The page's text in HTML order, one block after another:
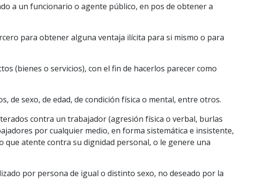
a un funcionario o agente público, en pos de obtener a
para obtener alguna ventaja ilícita para si mismo o para
(bienes o servicios), con el fin de hacerlos parecer como
de sexo, de edad, de condición física o mental, entre otros.
contra un trabajador (agresión física o verbal, burlas
por cualquier medio, en forma sistemática e insistente,
atente contra su dignidad personal, o le genere una
por persona de igual o distinto sexo, no deseado por la